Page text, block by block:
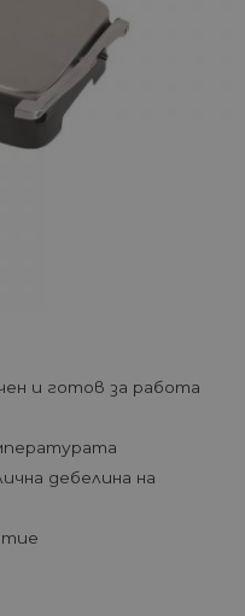
и готов за работа
дебелина на